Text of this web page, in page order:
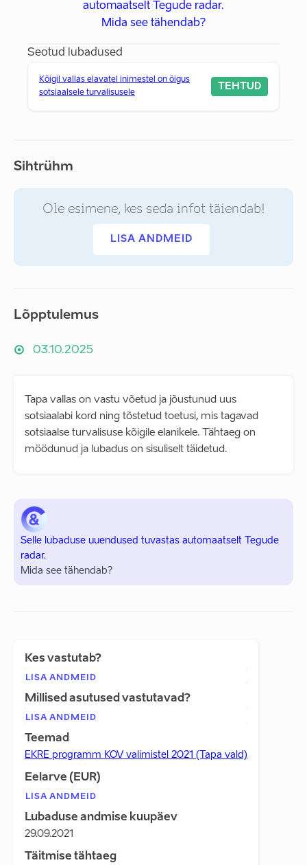
automaatselt Tegude radar.
Mida see tähendab?
Seotud lubadused
Kõigil vallas elavatel inimestel on õigus
sotsiaalsele turvalisusele
TEHTUD
Sihtrühm
Ole esimene, kes seda infot täiendab!
LISA ANDMEID
Lõpptulemus
03.10.2025
Tapa vallas on vastu võetud ja jõustunud uus
sotsiaalabi kord ning tõstetud toetusi, mis tagavad
sotsiaalse turvalisuse kõigile elanikele. Tähtaeg on
möödunud ja lubadus on sisuliselt täidetud.
Selle lubaduse uuendused tuvastas automaatselt Tegude
radar.
Mida see tähendab?
Kes vastutab?
LISA ANDMEID
Millised asutused vastutavad?
LISA ANDMEID
Teemad
EKRE programm KOV valimistel 2021 (Tapa vald)
Eelarve (EUR)
LISA ANDMEID
Lubaduse andmise kuupäev
29.09.2021
Täitmise tähtaeg